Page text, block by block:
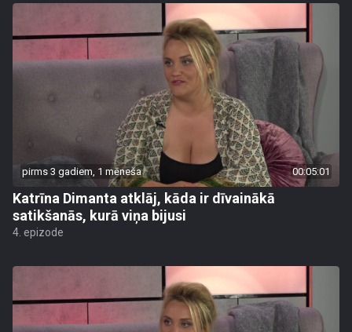
pirms 3 gadiem, 1 mēneša 00:05:01
Katrīna Dimanta atklāj, kāda ir dīvainākā
satikšanās, kurā viņa bijusi
4. epizode